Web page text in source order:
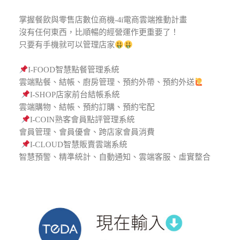
掌握餐飲與零售店數位商機-4i電商雲端推動計畫
沒有任何東西，比順暢的經營運作更重要了！
只要有手機就可以管理店家
I-FOOD智慧點餐管理系統
雲端點餐、結帳、廚房管理、預約外帶、預約外送
I-SHOP店家前台結帳系統
雲端購物、結帳、預約訂購、預約宅配
I-COIN熟客會員點評管理系統
會員管理、會員優會、跨店家會員消費
I-CLOUD智慧販賣雲端系統
智慧預警、精準統計、自動通知、雲端客服、虛實整合